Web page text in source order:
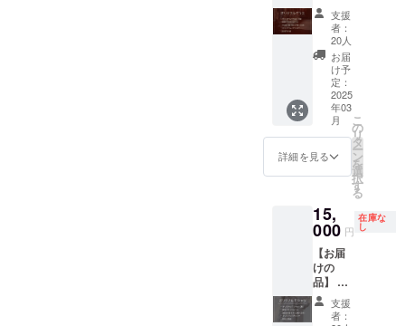
品のラ
ベルに
表記さ
れま
す。 商
品開封
前には
必ずお
届けの
リター
ンに貼
意書き
をご確
認くだ
さい。
※グラス
のデザ
インは
イメー
紙 ※支
援者様
との連
絡方
法：詳
細は
メール
で連絡
しま
す。 ※
こちら
てはご
購入者
様との
協議の
もとプ
ロジェ
クトを
進めて
オリジ
ナルグ
ラス1脚
●限定ク
ラフト
ビール
350ml
缶 6本
(限定ス
ムー
ジー含
む2種×3
本) ●オ
ルス
テッ
カー
(5cm×5
cm) ●お
礼の手
紙 ※グ
ラスデ
支援
者：
20人
お届
け予
定：
2025
年03
月
詳細を見る
こ
の
リ
タ
ー
ン
を
選
択
す
る
15,
000 円
在庫な
し
【お届
けの
品】 ●
オリジ
ナルT支援
者：